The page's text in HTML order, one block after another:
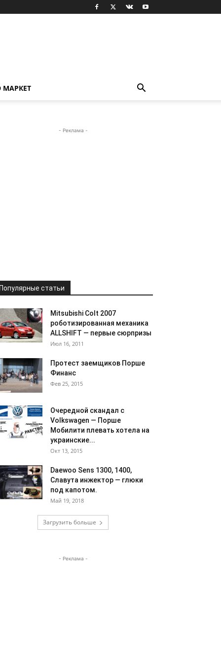
МАРКЕТ
- Реклама -
Популярные статьи
Mitsubishi Colt 2007
роботизированная механика
ALLSHIFT — первые сюрпризы
Июл 16, 2011
Протест заемщиков Порше
Финанс
Фев 25, 2015
Очередной скандал с
Volkswagen — Порше
Мобилити плевать хотела на
украинские...
Окт 13, 2015
Daewoo Sens 1300, 1400,
Славута инжектор — глюки
под капотом.
Май 19, 2018
Загрузить больше
- Реклама -